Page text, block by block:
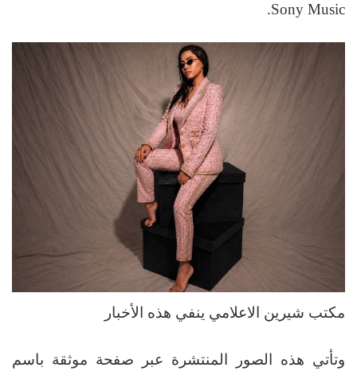
Sony Music.
مكتب شيرين الاعلامي ينفي هذه الأخبار
وتأتي هذه الصور المنتشرة عبر صفحة موثقة باسم